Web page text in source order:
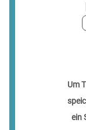
Um
ein